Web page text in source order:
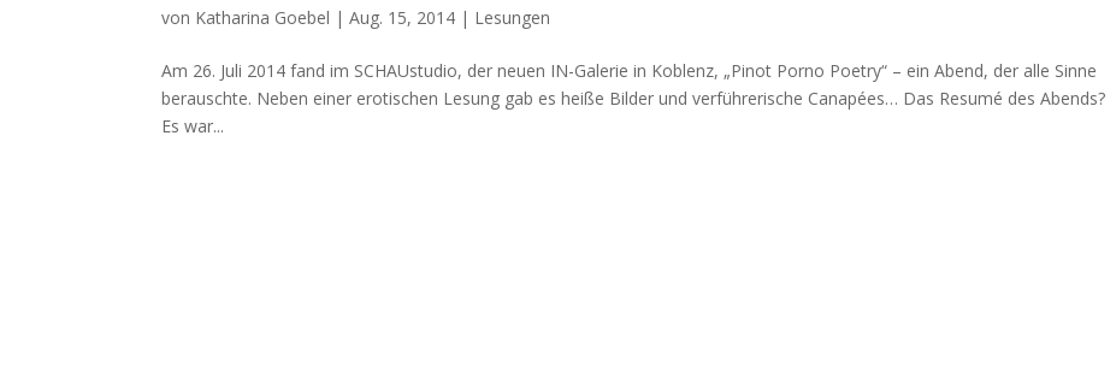
von Katharina Goebel |Aug. 15, 2014 | Lesungen
Am 26. Juli 2014 fand im SCHAUstudio, der neuen IN-Galerie in Koblenz, „Pinot Porno Poetry“ – ein Abend, der alle Sinne
berauschte. Neben einer erotischen Lesung gab es heiße Bilder und verführerische Canapées… Das Resumé des Abends?
Es war...